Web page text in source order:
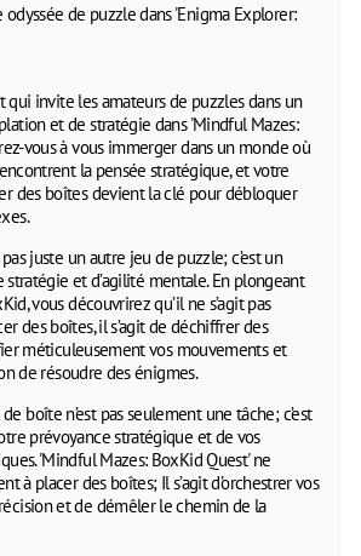
de puzzle dans 'Enigma Explorer:
qui invite les amateurs de puzzles dans un
et de stratégie dans 'Mindful Mazes:
vous à vous immerger dans un monde où
la pensée stratégique, et votre
des boîtes devient la clé pour débloquer
juste un autre jeu de puzzle; c’est un
stratégie et d’agilité mentale. En plongeant
vous découvrirez qu’il ne s’agit pas
des boîtes, il s’agit de déchiffrer des
méticuleusement vos mouvements et
de résoudre des énigmes.
boîte n’est pas seulement une tâche; c’est
prévoyance stratégique et de vos
'Mindful Mazes: BoxKid Quest' ne
à placer des boîtes; Il s’agit d’orchestrer vos
et de démêler le chemin de la